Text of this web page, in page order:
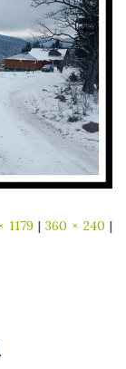
1179 | 360 × 240 |